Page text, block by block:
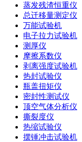
蒸发残渣恒重仪
总迁移量测定仪
万能试验机
电子拉力试验机
测厚仪
摩擦系数仪
剥离强度试验机
热封试验仪
瓶盖扭矩仪
密封性测试仪
顶空气体分析仪
撕裂度仪
热缩试验仪
摆锤冲击试验机